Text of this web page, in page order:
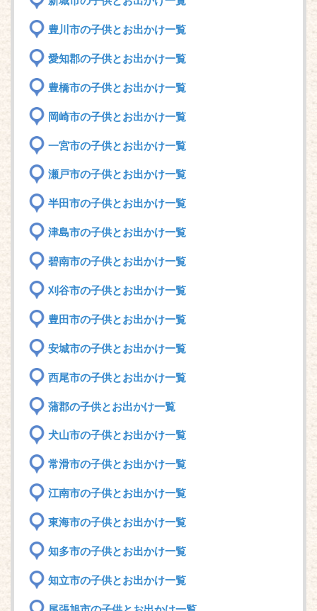
豊川市の子供とお出かけ一覧
愛知郡の子供とお出かけ一覧
豊橋市の子供とお出かけ一覧
岡崎市の子供とお出かけ一覧
一宮市の子供とお出かけ一覧
瀬戸市の子供とお出かけ一覧
半田市の子供とお出かけ一覧
津島市の子供とお出かけ一覧
碧南市の子供とお出かけ一覧
刈谷市の子供とお出かけ一覧
豊田市の子供とお出かけ一覧
安城市の子供とお出かけ一覧
西尾市の子供とお出かけ一覧
蒲郡の子供とお出かけ一覧
犬山市の子供とお出かけ一覧
常滑市の子供とお出かけ一覧
江南市の子供とお出かけ一覧
東海市の子供とお出かけ一覧
知多市の子供とお出かけ一覧
知立市の子供とお出かけ一覧